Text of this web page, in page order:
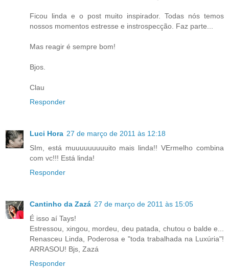
Ficou linda e o post muito inspirador. Todas nós temos
nossos momentos estresse e instrospecção. Faz parte...
Mas reagir é sempre bom!
Bjos.
Clau
Responder
Luci Hora 27 de março de 2011 às 12:18
SIm, está muuuuuuuuuito mais linda!! VErmelho combina
com vc!!! Está linda!
Responder
Cantinho da Zazá 27 de março de 2011 às 15:05
É isso aí Tays!
Estressou, xingou, mordeu, deu patada, chutou o balde e...
Renasceu Linda, Poderosa e "toda trabalhada na Luxúria"!
ARRASOU! Bjs, Zazá
Responder